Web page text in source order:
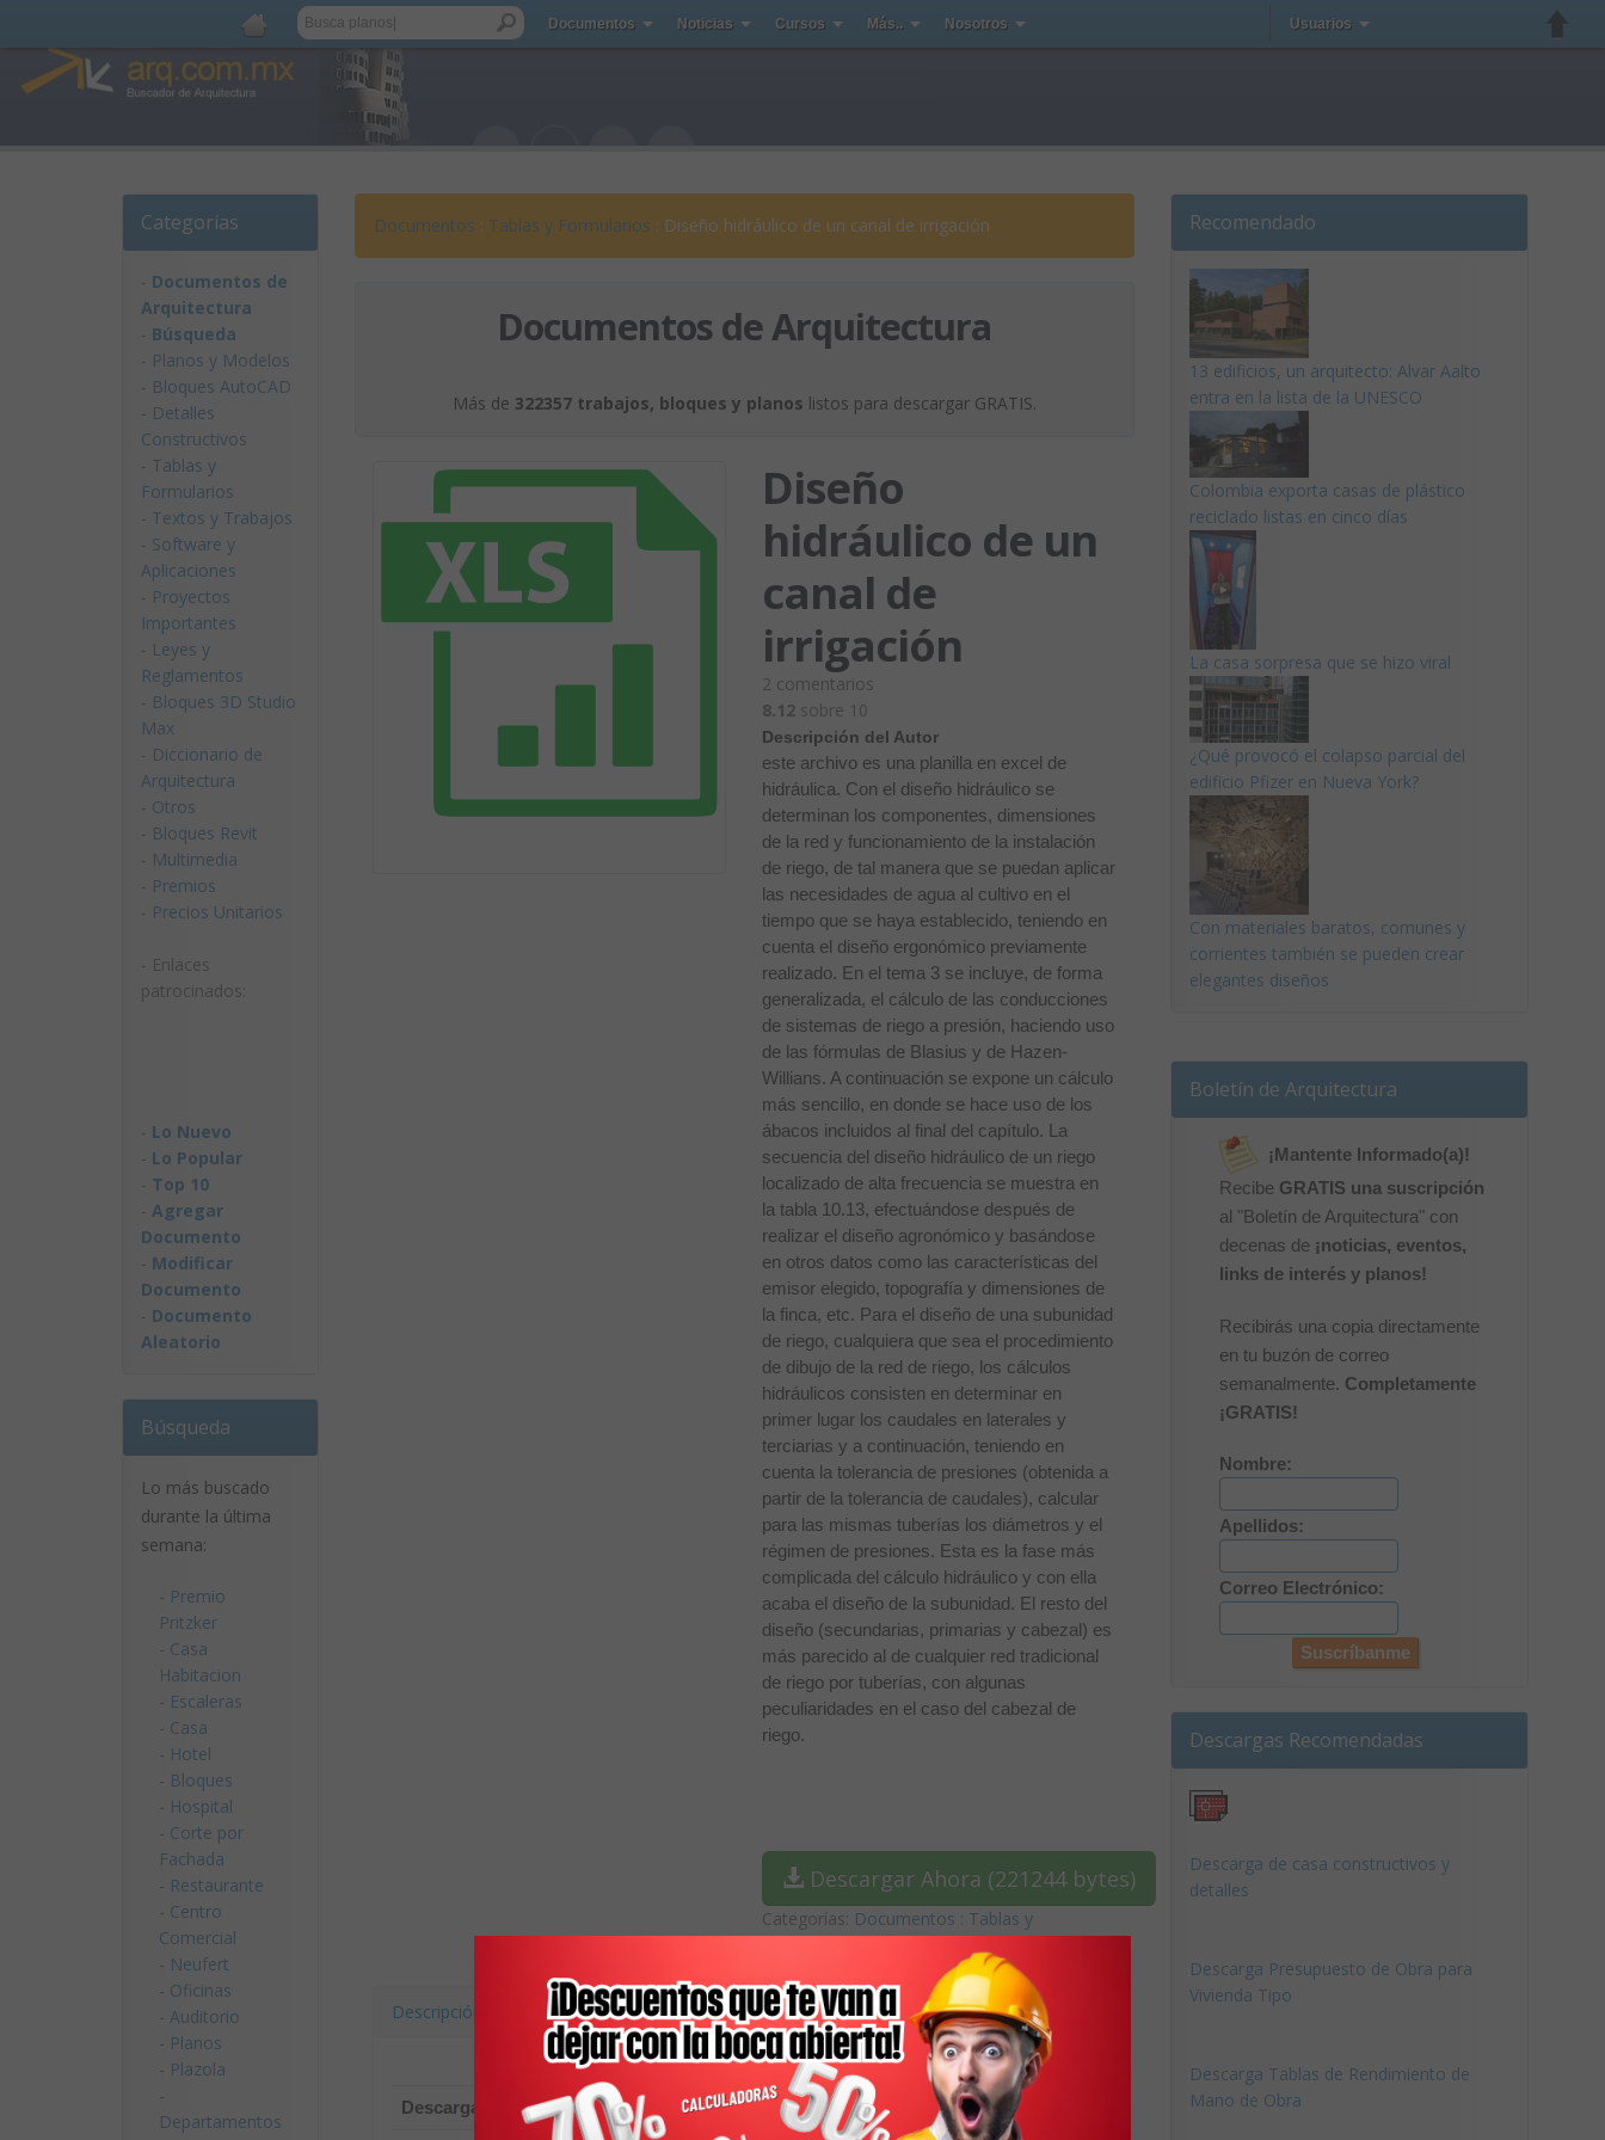
Documentos Noticias Cursos Más.. Nosotros Usuarios
Categorías
- Documentos de
Arquitectura
- Búsqueda
- Planos y Modelos
- Bloques AutoCAD
- Detalles
Constructivos
- Tablas y
Formularios
- Textos y Trabajos
- Software y
Aplicaciones
- Proyectos
Importantes
- Leyes y
Reglamentos
- Bloques 3D Studio
Max
- Diccionario de
Arquitectura
- Otros
- Bloques Revit
- Multimedia
- Premios
- Precios Unitarios
- Enlaces
patrocinados:
- Lo Nuevo
- Lo Popular
- Top 10
- Agregar
Documento
- Modificar
Documento
- Documento
Aleatorio
Búsqueda
Lo más buscado
durante la última
semana:
- Premio
Pritzker
- Casa
Habitacion
- Escaleras
- Casa
- Hotel
- Bloques
- Hospital
- Corte por
Fachada
- Restaurante
- Centro
Comercial
- Neufert
- Oficinas
- Auditorio
- Planos
- Plazola
-
Departamentos
Documentos : Tablas y Formularios : Diseño hidráulico de un canal de irrigación
Documentos de Arquitectura
Más de 322357 trabajos, bloques y planos listos para descargar GRATIS.
Diseño
hidráulico de un
canal de
irrigación
2 comentarios
8.12 sobre 10
Descripción del Autor
este archivo es una planilla en excel de
hidráulica. Con el diseño hidráulico se
determinan los componentes, dimensiones
de la red y funcionamiento de la instalación
de riego, de tal manera que se puedan aplicar
las necesidades de agua al cultivo en el
tiempo que se haya establecido, teniendo en
cuenta el diseño ergonómico previamente
realizado. En el tema 3 se incluye, de forma
generalizada, el cálculo de las conducciones
de sistemas de riego a presión, haciendo uso
de las fórmulas de Blasius y de Hazen-
Willians. A continuación se expone un cálculo
más sencillo, en donde se hace uso de los
ábacos incluidos al final del capítulo. La
secuencia del diseño hidráulico de un riego
localizado de alta frecuencia se muestra en
la tabla 10.13, efectuándose después de
realizar el diseño agronómico y basándose
en otros datos como las características del
emisor elegido, topografía y dimensiones de
la finca, etc. Para el diseño de una subunidad
de riego, cualquiera que sea el procedimiento
de dibujo de la red de riego, los cálculos
hidráulicos consisten en determinar en
primer lugar los caudales en laterales y
terciarias y a continuación, teniendo en
cuenta la tolerancia de presiones (obtenida a
partir de la tolerancia de caudales), calcular
para las mismas tuberías los diámetros y el
régimen de presiones. Esta es la fase más
complicada del cálculo hidráulico y con ella
acaba el diseño de la subunidad. El resto del
diseño (secundarias, primarias y cabezal) es
más parecido al de cualquier red tradicional
de riego por tuberías, con algunas
peculiaridades en el caso del cabezal de
riego.
Descargar Ahora (221244 bytes)
Categorías: Documentos
Tablas y
Descripción
Detalles Comentarios
Descargado: 1189 veces
Recomendado
13 edificios, un arquitecto: Alvar Aalto
entra en la lista de la UNESCO
Colombia exporta casas de plástico
reciclado listas en cinco días
La casa sorpresa que se hizo viral
¿Qué provocó el colapso parcial del
edificio Pfizer en Nueva York?
Con materiales baratos, comunes y
corrientes también se pueden crear
elegantes diseños
Boletín de Arquitectura
¡Mantente Informado(a)!
Recibe GRATIS una suscripción
al "Boletín de Arquitectura" con
decenas de ¡noticias, eventos,
links de interés y planos!
Recibirás una copia directamente
en tu buzón de correo
semanalmente. Completamente
¡GRATIS!
Nombre:
Apellidos:
Correo Electrónico:
Descargas Recomendadas
Descarga de casa constructivos y
detalles
Descarga Presupuesto de Obra para
Vivienda Tipo
Descarga Tablas de Rendimiento de
Mano de Obra